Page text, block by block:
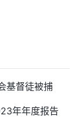
基督徒被捕
年年度报告